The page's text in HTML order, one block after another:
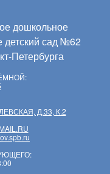
дошкольное
детский сад №62
Петербурга
Д.33, К.2